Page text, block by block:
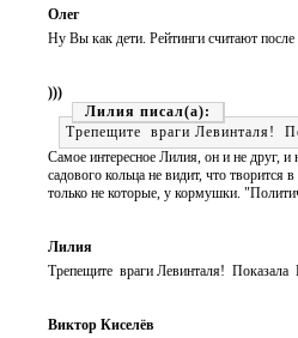
Олег
Ну Вы как дети. Рейтинги считают после
)))
Лилия
Трепещите враги Левинталя!
Самое интересное Лилия, он и не друг,
садового кольца не видит, что
только не которые, у кормушки.
Лилия
Трепещите враги Левинталя!
Виктор Киселёв